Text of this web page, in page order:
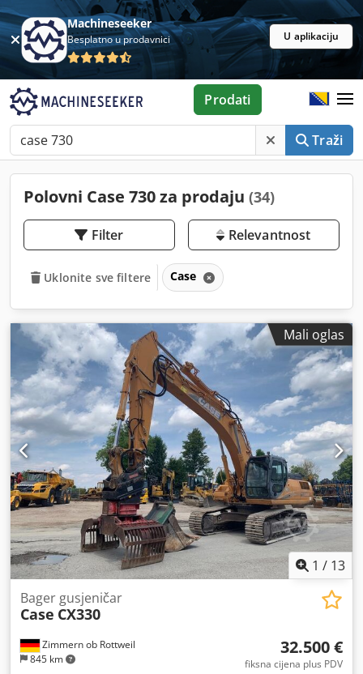
Machineseeker
Besplatno u prodavnici U aplikaciju
Traži
Prodati
Polovni Case 730 za prodaju (34)
Filter Relevantnost
Uklonite sve filtere Case
Mali oglas
1 / 13
Zimmern ob Rottweil
845 km
Bager gusjeničar
Case CX330
32.500 €
fiksna cijena plus PDV